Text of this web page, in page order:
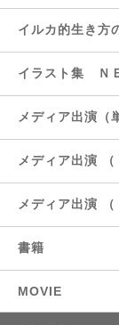
イルカ的生き方
イラスト集 Ｎ
メディア出演（
メディア出演 （
メディア出演 （
書籍
MOVIE